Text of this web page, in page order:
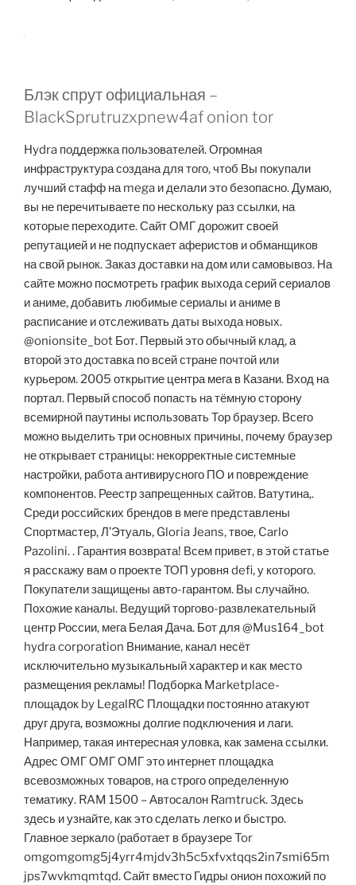
Блэк спрут официальная –
BlackSprutruzxpnew4af onion tor
Hydra поддержка пользователей. Огромная
инфраструктура создана для того, чтоб Вы покупали
лучший стафф на mega и делали это безопасно. Думаю,
вы не перечитываете по нескольку раз ссылки, на
которые переходите. Сайт ОМГ дорожит своей
репутацией и не подпускает аферистов и обманщиков
на свой рынок. Заказ доставки на дом или самовывоз. На
сайте можно посмотреть график выхода серий сериалов
и аниме, добавить любимые сериалы и аниме в
расписание и отслеживать даты выхода новых.
@onionsite_bot Бот. Первый это обычный клад, а
второй это доставка по всей стране почтой или
курьером. 2005 открытие центра мега в Казани. Вход на
портал. Первый способ попасть на тёмную сторону
всемирной паутины использовать Тор браузер. Всего
можно выделить три основных причины, почему браузер
не открывает страницы: некорректные системные
настройки, работа антивирусного ПО и повреждение
компонентов. Реестр запрещенных сайтов. Ватутина,.
Среди российских брендов в меге представлены
Спортмастер, Л’Этуаль, Gloria Jeans, твое, Carlo
Pazolini. . Гарантия возврата! Всем привет, в этой статье
я расскажу вам о проекте ТОП уровня defi, у которого.
Покупатели защищены авто-гарантом. Вы случайно.
Похожие каналы. Ведущий торгово-развлекательный
центр России, мега Белая Дача. Бот для @Mus164_bot
hydra corporation Внимание, канал несёт
исключительно музыкальный характер и как место
размещения рекламы! Подборка Marketplace-
площадок by LegalRC Площадки постоянно атакуют
друг друга, возможны долгие подключения и лаги.
Например, такая интересная уловка, как замена ссылки.
Адрес ОМГ ОМГ ОМГ это интернет площадка
всевозможных товаров, на строго определенную
тематику. RAM 1500 – Автосалон Ramtruck. Здесь
здесь и узнайте, как это сделать легко и быстро.
Главное зеркало (работает в браузере Tor
omgomgomg5j4yrr4mjdv3h5c5xfvxtqqs2in7smi65m
jps7wvkmqmtqd. Сайт вместо Гидры онион похожий по